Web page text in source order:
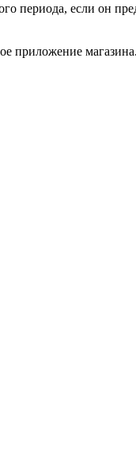
периода, если он
приложение магазина.